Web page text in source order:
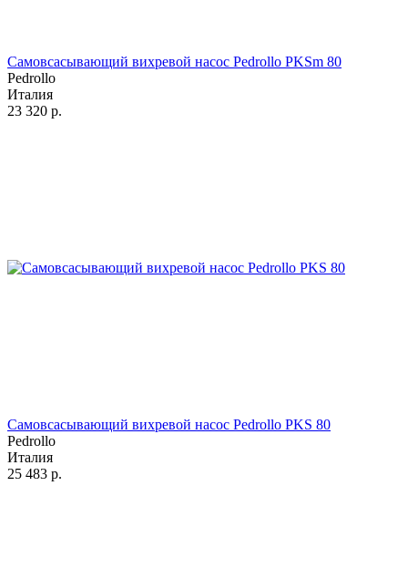
Самовсасывающий вихревой насос Pedrollo PKSm 80
Pedrollo
Италия
23 320 р.
Самовсасывающий вихревой насос Pedrollo PKS 80
Pedrollo
Италия
25 483 р.